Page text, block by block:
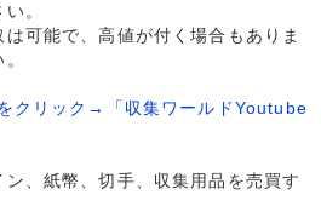
。
可能で、高値が付く場合もありま
クリック→「収集ワールドYoutube
、紙幣、切手、収集用品を売買す